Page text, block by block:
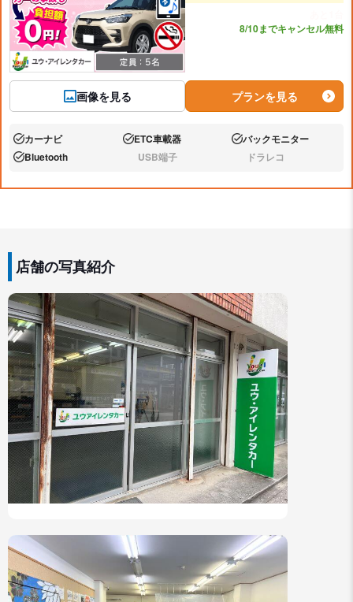
画像を見る
8/10までキャンセル無料
プランを見る
あり:カーナビ あり:ETC車載器 あり:バックモニター
あり:Bluetooth なし:USB端子 なし:ドラレコ
店舗の写真紹介